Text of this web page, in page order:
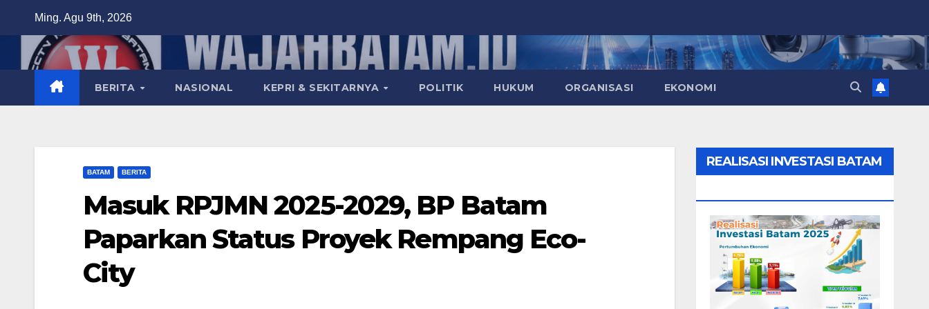
content
Ming. Agu 9th, 2026
BERITA NASIONAL KEPRI & SEKITARNYA POLITIK HUKUM ORGANISASI EKONOMI
BATAM BERITA
Masuk RPJMN 2025-2029, BP Batam
Paparkan Status Proyek Rempang Eco-
City
REALISASI INVESTASI BATAM